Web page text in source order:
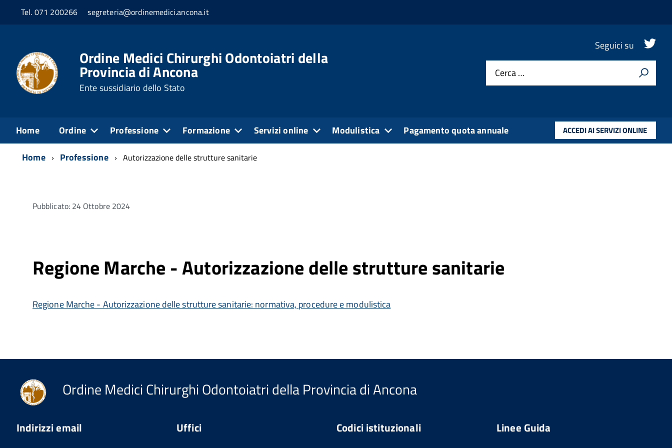
Tel. 071 200266 segreteria@ordinemedici.ancona.it
Ordine Medici Chirurghi Odontoiatri della
Provincia di Ancona
Ente sussidiario dello Stato
Seguici su .
Cerca …
Home Ordine Professione Formazione Servizi online Modulistica Pagamento quota annuale ACCEDI AI SERVIZI ONLINE
Home Professione Autorizzazione delle strutture sanitarie
Pubblicato: 24 Ottobre 2024
Regione Marche - Autorizzazione delle strutture sanitarie
Regione Marche - Autorizzazione delle strutture sanitarie: normativa, procedure e modulistica
Ordine Medici Chirurghi Odontoiatri della Provincia di Ancona
Indirizzi email Uffici Codici istituzionali Linee Guida